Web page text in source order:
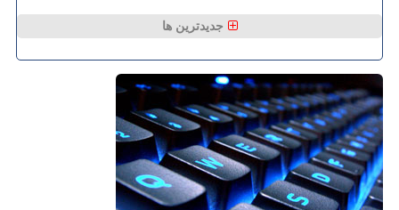
جدیدترین ها